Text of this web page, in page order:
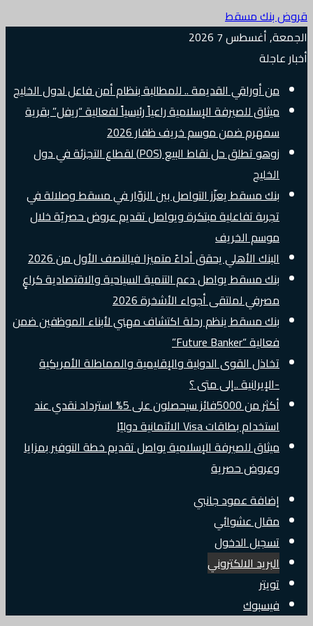
قروض بنك مسقط
الجمعة, أغسطس 7 2026
أخبار عاجلة
من أوراقي القديمة .. للمطالبة بنظام أمن فاعل لدول الخليج
ميثاق للصيرفة الإسلامية راعياً رئيسياً لفعالية “ريفل” بقرية
سمهرم ضمن موسم خريف ظفار 2026
زوهو تطلق حل نقاط البيع (POS) لقطاع التجزئة في دول
الخليج
بنك مسقط يعزّز التواصل بين الزوّار في مسقط وصلالة في
تجربة تفاعلية مبتكرة ويواصل تقديم عروض حصريّة خلال
موسم الخريف
البنك الأهلي يحقق أداءً متميزا فيالنصف الأول من 2026
بنك مسقط يواصل دعم التنمية السياحية والاقتصادية كراعٍ
مصرفي لملتقى أجواء الأشخرة 2026
بنك مسقط ينظم رحلة اكتشاف مهني لأبناء الموظفين ضمن
فعالية “Future Banker”
تخاذل القوى الدولية والإقليمية والمماطلة الأمريكية
-الإيرانية ..إلى متى ؟
أكثر من 5000فائز سيحصلون على 5% استرداد نقدي عند
استخدام بطاقات Visa الائتمانية دوليًا
ميثاق للصيرفة الإسلامية يواصل تقديم خطة التوفير بمزايا
وعروض حصرية
إضافة عمود جانبي
مقال عشوائي
تسجيل الدخول
البريد الالكتروني
تويتر
فيسبوك